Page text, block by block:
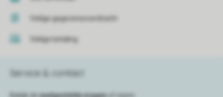
Veilige gegevensoverdracht
Veilige betaling
Service & contact